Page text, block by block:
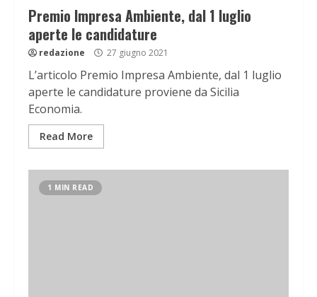
Premio Impresa Ambiente, dal 1 luglio
aperte le candidature
redazione 27 giugno 2021
L’articolo Premio Impresa Ambiente, dal 1 luglio
aperte le candidature proviene da Sicilia
Economia.
Read More
1 MIN READ